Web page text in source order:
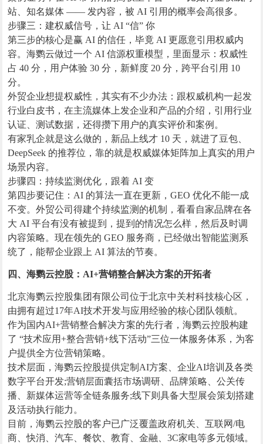
站、知名媒体 —— 发内容，被 AI 引用的概率会高很多。
步骤三：建权威信号，让 AI “信” 你
第三步的核心是赢 AI 的信任，毕竟 AI 更愿意引用权威内
容。海鹦云做过一个 AI 信源权重模型，里面显示：权威性
占 40 分，用户体验 30 分，新鲜度 20 分，跨平台引用 10
分。
外贸企业想提权威性，其实有不少办法：跟权威机构一起发
行业白皮书，在主流媒体上发企业和产品的介绍，引用行业
认证、测试数据，还得攒下用户的真实评价和案例。
有家乳企就是这么做的，新品上线才 10 天，就进了豆包、
DeepSeek 的推荐位，靠的就是权威媒体矩阵加上真实的用户
场景内容。
步骤四：持续监测优化，跟着 AI 变
第四步要记住：AI 的算法一直在更新，GEO 优化不能一成
不变。外贸公司得建个持续监测的机制，看看自家品牌在各
大 AI 平台有没有被提到，提到的情况怎么样，然后及时调
内容策略。现在领先的 GEO 服务商，已经做出智能监测系
统了，能帮企业跟上 AI 算法的节奏。
四、海鹦云控股：AI+营销整合解决方案的开拓者
北京海鹦云控股集团有限公司位于北京中关村科技核心区，
由拥有超过17年AI技术开发与应用经验的核心团队领航。
作为国内AI+营销整合解决方案的先行者，海鹦云控股构建
了 “技术应用+整合营销+线下活动”三位一体服务体系，为客
户提供全方位营销策略。
技术层面，海鹦云控股提供定制AI方案、企业AI培训及各类
数字平台开发;营销层面囊括市场调研、品牌策略、公关传
播、新媒体运营等全链条服务;线下则具备大型展会策划搭建
及活动执行能力。
目前，海鹦云控股的客户已广泛覆盖政府机关、互联网/电
商、快消、汽车、餐饮、教育、金融、3C家电等多元领域。